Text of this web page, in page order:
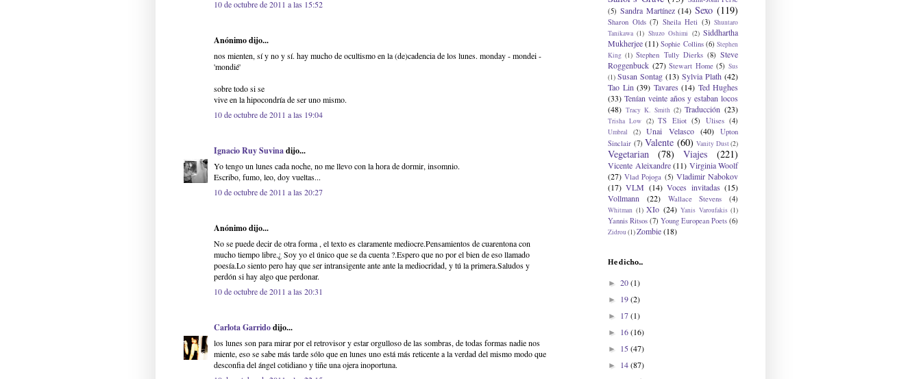
10 de octubre de 2011 a las 15:52
Anónimo dijo...
nos mienten, sí y no y sí. hay mucho de ocultismo en la (de)cadencia de los lunes. monday - mondei -
'mondié'
sobre todo si se
vive en la hipocondría de ser uno mismo.
10 de octubre de 2011 a las 19:04
Ignacio Ruy Suvinadijo...
Yo tengo un lunes cada noche, no me llevo con la hora de dormir, insomnio.
Escribo, fumo, leo, doy vueltas...
10 de octubre de 2011 a las 20:27
Anónimo dijo...
No se puede decir de otra forma , el texto es claramente mediocre.Pensamientos de cuarentona con
mucho tiempo libre.¿ Soy yo el único que se da cuenta ?.Espero que no por el bien de eso llamado
poesía.Lo siento pero hay que ser intransigente ante ante la mediocridad, y tú la primera.Saludos y
perdón si hay algo que perdonar.
10 de octubre de 2011 a las 20:31
Carlota Garridodijo...
los lunes son para mirar por el retrovisor y estar orgulloso de las sombras, de todas formas nadie nos
miente, eso se sabe más tarde sólo que en lunes uno está más reticente a la verdad del mismo modo que
desconfia del ángel cotidiano y tiñe una ojera inoportuna.
(5) Sandra Martínez (14) Sexo (119)
Sharon Olds (7) Sheila Heti (3) Shuntaro
Tanikawa (1) Shuzo Oshimi (2) Siddhartha
Mukherjee (11) Sophie Collins (6) Stephen
King (1) Stephen Tully Dierks (8) Steve
Roggenbuck (27) Stewart Home (5) Sus
(1) Susan Sontag (13) Sylvia Plath (42)
Tao Lin (39) Tavares (14) Ted Hughes
(33) Tenían veinte años y estaban locos
(48) Tracy K. Smith (2) Traducción (23)
Trisha Low (2) TS Eliot (5) Ulises (4)
Umbral (2) Unai Velasco (40)
Upton
Sinclair (7) Valente (60) Vanity Dust(2)
Vegetarian (78) Viajes (221)
Vicente Aleixandre (11) Virginia Woolf
(27) Vlad Pojoga (5) Vladimir Nabokov
(17) VLM (14) Voces invitadas (15)
Vollmann
(22) Wallace Stevens (4)
Whitman (1) XIo (24) Yanis Varoufakis (1)
Yannis Ritsos (7) Young European Poets (6)
Zidrou(1)Zombie(18)
He dicho...
► 20(1)
► 19(2)
► 17(1)
► 16(16)
► 15(47)
► 14(87)